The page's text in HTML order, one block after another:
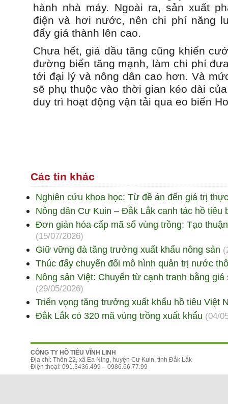
hành nhà máy. Ngoài ra, sản xuất
điện và hơi nước, nên chi phí năng
đẩy giá thành lên cao.
Chưa hết, giá dầu tăng cũng khiến
đường biển tăng mạnh, làm chi phí
tới đại lý và nông dân cao hơn. Và
sẽ phụ thuộc vào thời gian kéo dài
duy trì hoạt động vận tải qua eo biển
Các tin khác
Nghiên cứu khoa học: Từ đề án đến giá trị
Nông dân Cư Kuin – Đắk Lắk canh tác hồ tiêu
Đơn giản hóa cấp mã số vùng trồng: Tạo
(15/07/2026)
Giữ vững đà tăng trưởng xuất khẩu nông sản
Thúc đẩy chuyển đổi mô hình quản trị nước
Nông sản Việt: Chuyển từ cạnh tranh bằng
(29/05/2026)
Triển vọng tăng trưởng xuất khẩu hồ tiêu Việt
Đắk Lắk có 320 mã vùng trồng xuất khẩu (04/
CÔNG TY HỒ TIÊU VĨNH LINH
Địa chỉ: Thôn 22, xã Ea Ning, huyện Cư Kuin, tỉnh Đắk Lắk
Điện thoại: 091.3436.499 – 0986.66.77.99